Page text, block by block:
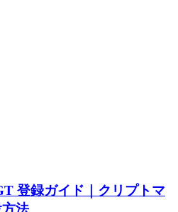
登録ガイド｜クリプトマ
法